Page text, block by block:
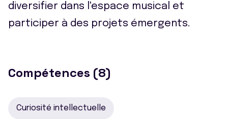
diversifier dans l'espace musical et
participer à des projets émergents.
Compétences (8)
Curiosité intellectuelle